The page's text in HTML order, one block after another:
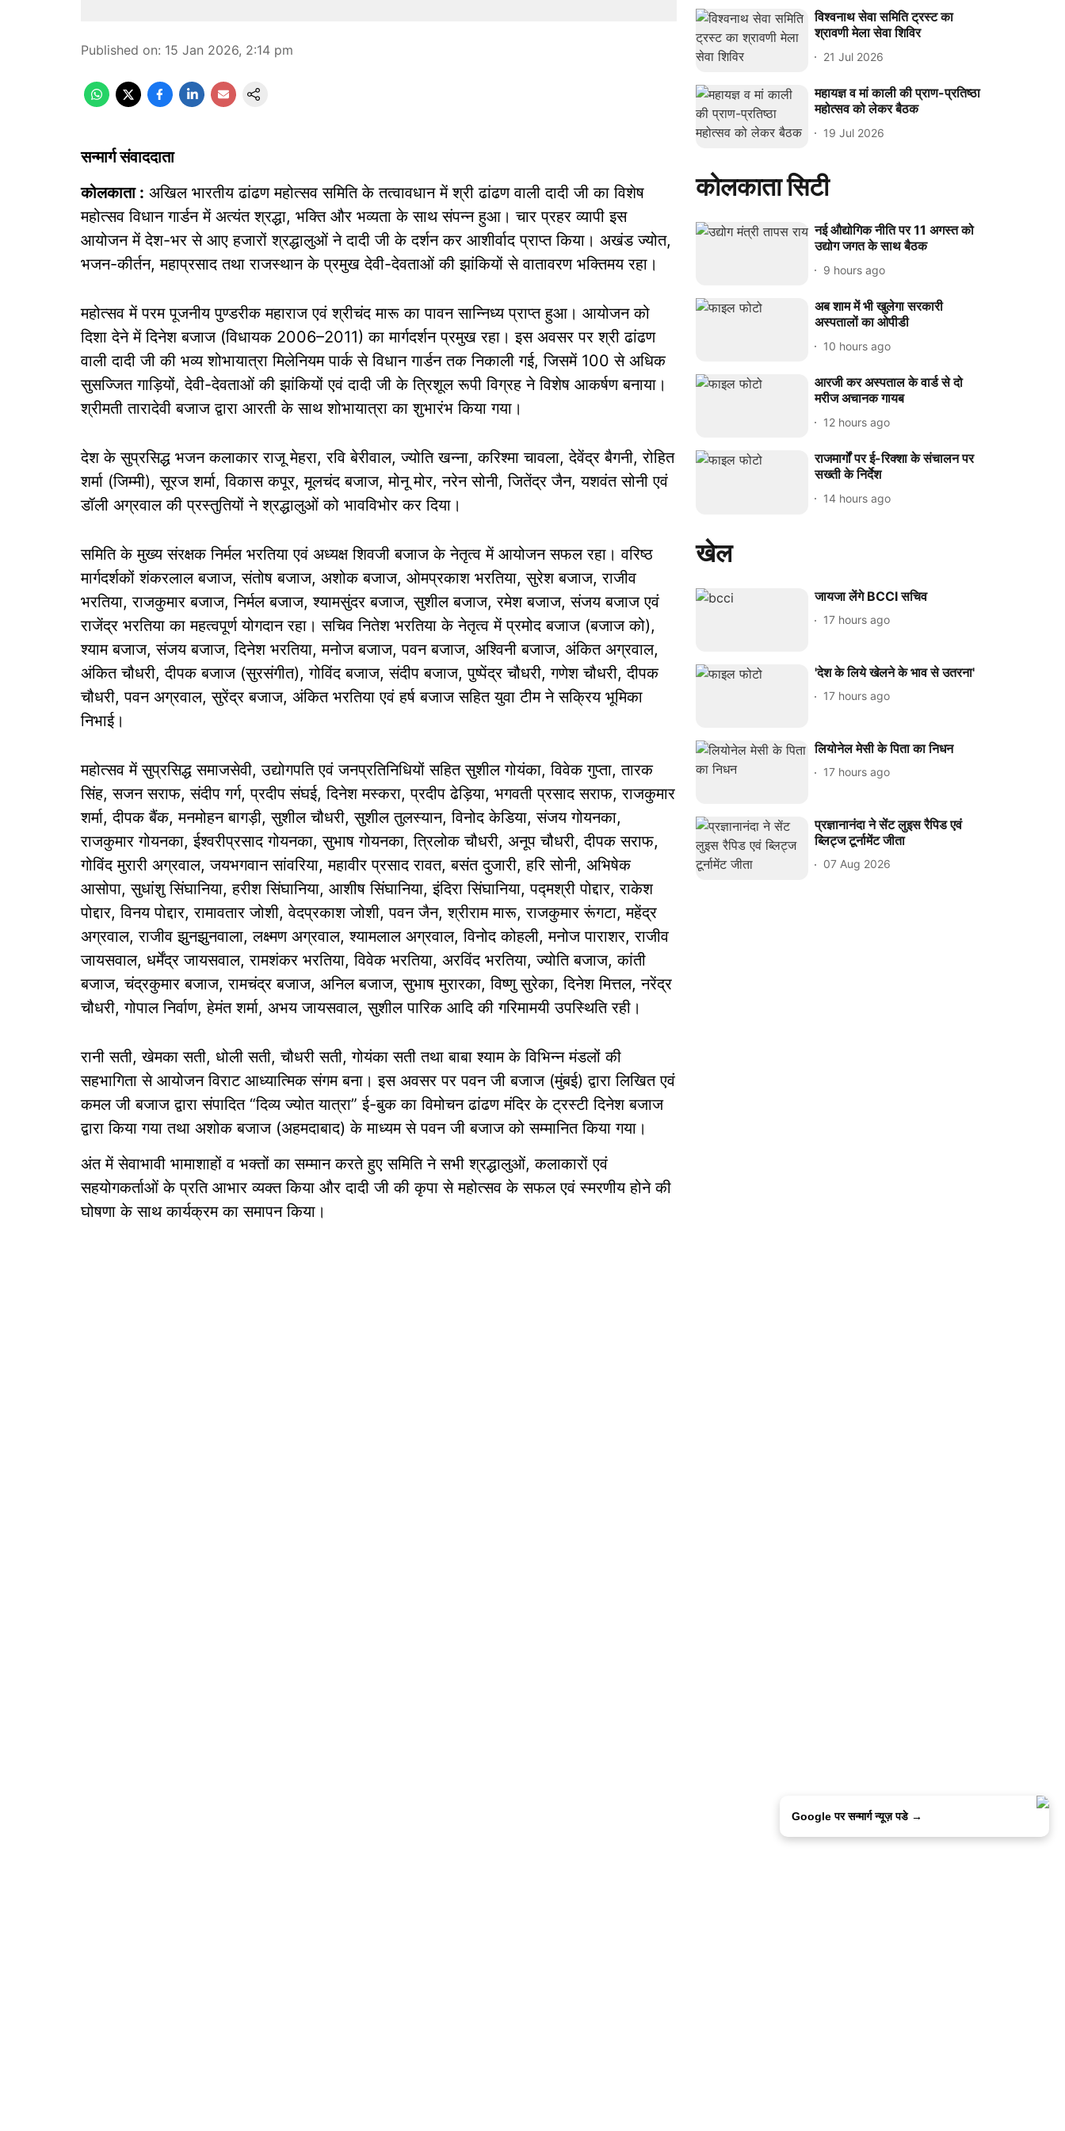
Published on: 15 Jan 2026, 2:14 pm
सन्मार्ग संवाददाता
कोलकाता : अखिल भारतीय ढांढण महोत्सव समिति के तत्वावधान में श्री ढांढण वाली दादी जी का विशेष
महोत्सव विधान गार्डन में अत्यंत श्रद्धा, भक्ति और भव्यता के साथ संपन्न हुआ। चार प्रहर व्यापी इस
आयोजन में देश-भर से आए हजारों श्रद्धालुओं ने दादी जी के दर्शन कर आशीर्वाद प्राप्त किया। अखंड ज्योत,
भजन-कीर्तन, महाप्रसाद तथा राजस्थान के प्रमुख देवी-देवताओं की झांकियों से वातावरण भक्तिमय रहा।
महोत्सव में परम पूजनीय पुण्डरीक महाराज एवं श्रीचंद मारू का पावन सान्निध्य प्राप्त हुआ। आयोजन को
दिशा देने में दिनेश बजाज (विधायक 2006–2011) का मार्गदर्शन प्रमुख रहा। इस अवसर पर श्री ढांढण
वाली दादी जी की भव्य शोभायात्रा मिलेनियम पार्क से विधान गार्डन तक निकाली गई, जिसमें 100 से अधिक
सुसज्जित गाड़ियों, देवी-देवताओं की झांकियों एवं दादी जी के त्रिशूल रूपी विग्रह ने विशेष आकर्षण बनाया।
श्रीमती तारादेवी बजाज द्वारा आरती के साथ शोभायात्रा का शुभारंभ किया गया।
देश के सुप्रसिद्ध भजन कलाकार राजू मेहरा, रवि बेरीवाल, ज्योति खन्ना, करिश्मा चावला, देवेंद्र बैगनी, रोहित
शर्मा (जिम्मी), सूरज शर्मा, विकास कपूर, मूलचंद बजाज, मोनू मोर, नरेन सोनी, जितेंद्र जैन, यशवंत सोनी एवं
डॉली अग्रवाल की प्रस्तुतियों ने श्रद्धालुओं को भावविभोर कर दिया।
समिति के मुख्य संरक्षक निर्मल भरतिया एवं अध्यक्ष शिवजी बजाज के नेतृत्व में आयोजन सफल रहा। वरिष्ठ
मार्गदर्शकों शंकरलाल बजाज, संतोष बजाज, अशोक बजाज, ओमप्रकाश भरतिया, सुरेश बजाज, राजीव
भरतिया, राजकुमार बजाज, निर्मल बजाज, श्यामसुंदर बजाज, सुशील बजाज, रमेश बजाज, संजय बजाज एवं
राजेंद्र भरतिया का महत्वपूर्ण योगदान रहा। सचिव नितेश भरतिया के नेतृत्व में प्रमोद बजाज (बजाज को),
श्याम बजाज, संजय बजाज, दिनेश भरतिया, मनोज बजाज, पवन बजाज, अश्विनी बजाज, अंकित अग्रवाल,
अंकित चौधरी, दीपक बजाज (सुरसंगीत), गोविंद बजाज, संदीप बजाज, पुष्पेंद्र चौधरी, गणेश चौधरी, दीपक
चौधरी, पवन अग्रवाल, सुरेंद्र बजाज, अंकित भरतिया एवं हर्ष बजाज सहित युवा टीम ने सक्रिय भूमिका
निभाई।
महोत्सव में सुप्रसिद्ध समाजसेवी, उद्योगपति एवं जनप्रतिनिधियों सहित सुशील गोयंका, विवेक गुप्ता, तारक
सिंह, सजन सराफ, संदीप गर्ग, प्रदीप संघई, दिनेश मस्करा, प्रदीप ढेड़िया, भगवती प्रसाद सराफ, राजकुमार
शर्मा, दीपक बैंक, मनमोहन बागड़ी, सुशील चौधरी, सुशील तुलस्यान, विनोद केडिया, संजय गोयनका,
राजकुमार गोयनका, ईश्वरीप्रसाद गोयनका, सुभाष गोयनका, त्रिलोक चौधरी, अनूप चौधरी, दीपक सराफ,
गोविंद मुरारी अग्रवाल, जयभगवान सांवरिया, महावीर प्रसाद रावत, बसंत दुजारी, हरि सोनी, अभिषेक
आसोपा, सुधांशु सिंघानिया, हरीश सिंघानिया, आशीष सिंघानिया, इंदिरा सिंघानिया, पद्मश्री पोद्दार, राकेश
पोद्दार, विनय पोद्दार, रामावतार जोशी, वेदप्रकाश जोशी, पवन जैन, श्रीराम मारू, राजकुमार रूंगटा, महेंद्र
अग्रवाल, राजीव झुनझुनवाला, लक्ष्मण अग्रवाल, श्यामलाल अग्रवाल, विनोद कोहली, मनोज पाराशर, राजीव
जायसवाल, धर्मेंद्र जायसवाल, रामशंकर भरतिया, विवेक भरतिया, अरविंद भरतिया, ज्योति बजाज, कांती
बजाज, चंद्रकुमार बजाज, रामचंद्र बजाज, अनिल बजाज, सुभाष मुरारका, विष्णु सुरेका, दिनेश मित्तल, नरेंद्र
चौधरी, गोपाल निर्वाण, हेमंत शर्मा, अभय जायसवाल, सुशील पारिक आदि की गरिमामयी उपस्थिति रही।
रानी सती, खेमका सती, धोली सती, चौधरी सती, गोयंका सती तथा बाबा श्याम के विभिन्न मंडलों की
सहभागिता से आयोजन विराट आध्यात्मिक संगम बना। इस अवसर पर पवन जी बजाज (मुंबई) द्वारा लिखित एवं
कमल जी बजाज द्वारा संपादित “दिव्य ज्योत यात्रा” ई-बुक का विमोचन ढांढण मंदिर के ट्रस्टी दिनेश बजाज
द्वारा किया गया तथा अशोक बजाज (अहमदाबाद) के माध्यम से पवन जी बजाज को सम्मानित किया गया।
अंत में सेवाभावी भामाशाहों व भक्तों का सम्मान करते हुए समिति ने सभी श्रद्धालुओं, कलाकारों एवं
सहयोगकर्ताओं के प्रति आभार व्यक्त किया और दादी जी की कृपा से महोत्सव के सफल एवं स्मरणीय होने की
घोषणा के साथ कार्यक्रम का समापन किया।
विश्वनाथ सेवा समिति ट्रस्ट का
श्रावणी मेला सेवा शिविर
21 Jul 2026
महायज्ञ व मां काली की प्राण-प्रतिष्ठा
महोत्सव को लेकर बैठक
19 Jul 2026
कोलकाता सिटी
नई औद्योगिक नीति पर 11 अगस्त को
उद्योग जगत के साथ बैठक
9 hours ago
अब शाम में भी खुलेगा सरकारी
अस्पतालों का ओपीडी
10 hours ago
आरजी कर अस्पताल के वार्ड से दो
मरीज अचानक गायब
12 hours ago
राजमार्गों पर ई-रिक्शा के संचालन पर
सख्ती के निर्देश
14 hours ago
खेल
जायजा लेंगे BCCI सचिव
17 hours ago
'देश के लिये खेलने के भाव से उतरना'
17 hours ago
लियोनेल मेसी के पिता का निधन
17 hours ago
प्रज्ञानानंदा ने सेंट लुइस रैपिड एवं
ब्लिट्ज टूर्नामेंट जीता
07 Aug 2026
Google पर सन्मार्ग न्यूज़ पडे →